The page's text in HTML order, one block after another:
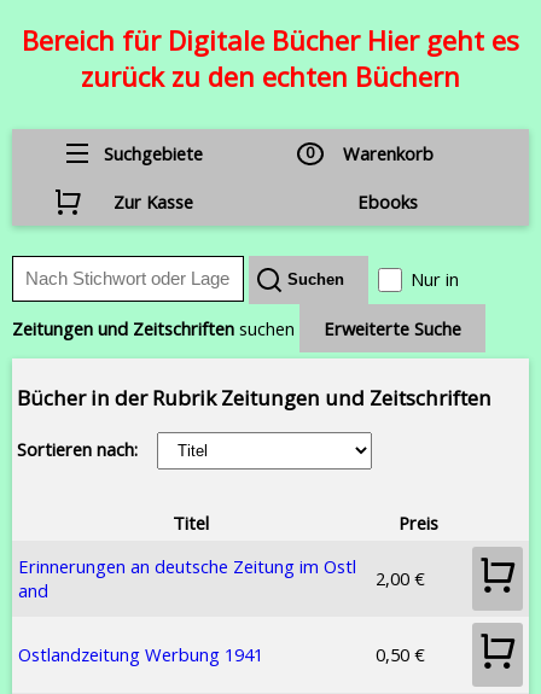
Bereich für Digitale Bücher Hier geht es
zurück zu den echten Büchern
Suchgebiete 0
Warenkorb
Zur Kasse
Ebooks
Nur in
Zeitungen und Zeitschriften suchen Erweiterte Suche
Bücher in der Rubrik Zeitungen und Zeitschriften
Sortieren nach:
Titel
Preis
Erinnerungen an deutsche Zeitung im Ostl
and
2,00 €
Ostlandzeitung Werbung 1941 0,50 €